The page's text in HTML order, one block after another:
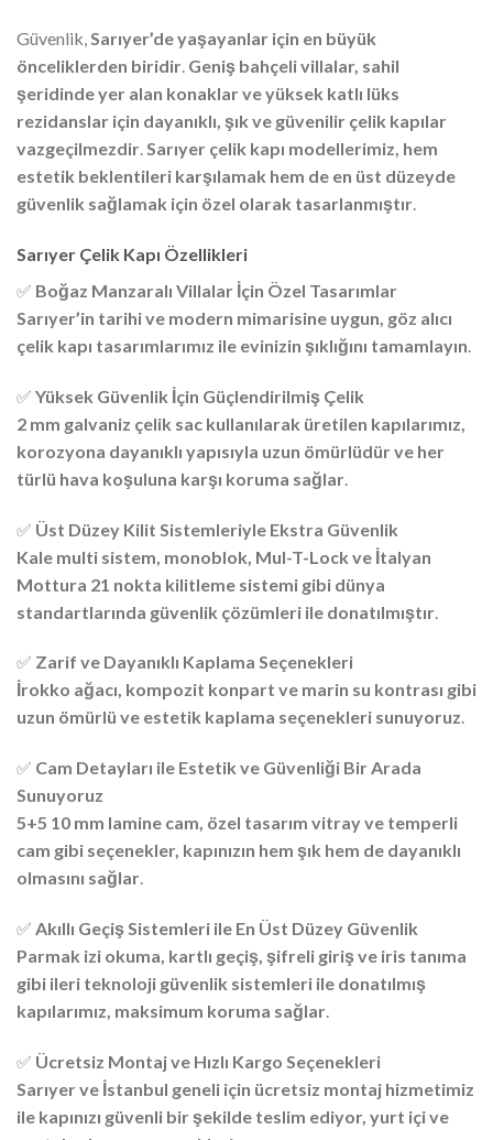
Güvenlik,Sarıyer’de yaşayanlar için en büyük
önceliklerden biridir. Geniş bahçeli villalar, sahil
şeridinde yer alan konaklar ve yüksek katlı lüks
rezidanslar için dayanıklı, şık ve güvenilir çelik kapılar
vazgeçilmezdir.Sarıyer çelik kapı modellerimiz, hem
estetik beklentileri karşılamak hem de en üst düzeyde
güvenlik sağlamak için özel olarak tasarlanmıştır.
Sarıyer Çelik Kapı Özellikleri
✅ Boğaz Manzaralı Villalar İçin Özel Tasarımlar
Sarıyer’in tarihi ve modern mimarisine uygun, göz alıcı
çelik kapı tasarımlarımız ile evinizin şıklığını tamamlayın.
✅ Yüksek Güvenlik İçin Güçlendirilmiş Çelik
2 mm galvaniz çelik sac kullanılarak üretilen kapılarımız,
korozyona dayanıklı yapısıyla uzun ömürlüdür ve her
türlü hava koşuluna karşı koruma sağlar
✅ Üst Düzey Kilit Sistemleriyle Ekstra Güvenlik
Kale multi sistem, monoblok, Mul-T-Lock ve İtalyan
Mottura 21 nokta kilitleme sistemi gibi dünya
standartlarında güvenlik çözümleri ile donatılmıştır
✅ Zarif ve Dayanıklı Kaplama Seçenekleri
İrokko ağacı, kompozit konpart ve marin su kontrası gibi
uzun ömürlü ve estetik kaplama seçenekleri sunuyoruz.
✅ Cam Detayları ile Estetik ve Güvenliği Bir Arada
Sunuyoruz
5+5 10 mm lamine cam, özel tasarım vitray ve temperli
cam gibi seçenekler, kapınızın hem şık hem de dayanıklı
olmasını sağlar.
✅ Akıllı Geçiş Sistemleri ile En Üst Düzey Güvenlik
Parmak izi okuma, kartlı geçiş, şifreli giriş ve iris tanıma
gibi ileri teknoloji güvenlik sistemleri ile donatılmış
kapılarımız, maksimum koruma sağlar.
✅ Ücretsiz Montaj ve Hızlı Kargo Seçenekleri
Sarıyer ve İstanbul geneli için ücretsiz montaj hizmetimiz
ile kapınızı güvenli bir şekilde teslim ediyor, yurt içi ve